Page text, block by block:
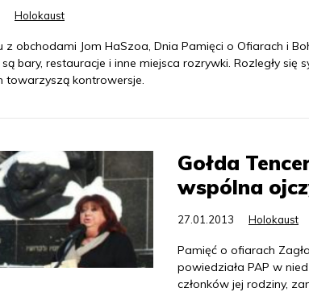
Holokaust
z obchodami Jom HaSzoa, Dnia Pamięci o Ofiarach i
bary, restauracje i inne miejsca rozrywki. Rozległy się
towarzyszą kontrowersje.
Gołda
wspólna
27.01.2013 Holokaust
Pamięć o ofiarach
powiedziała PAP w
członków jej rodziny,